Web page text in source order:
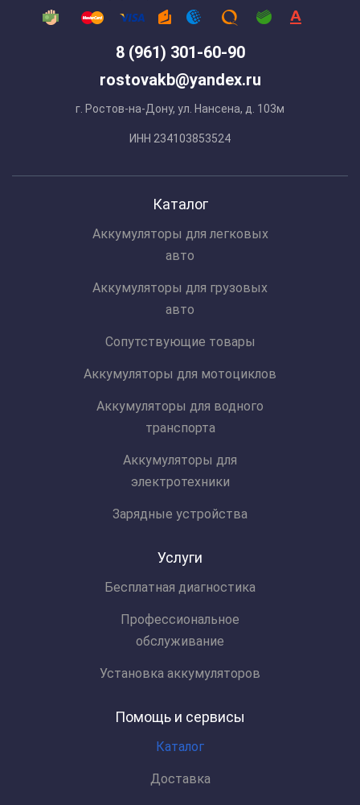
8 (961) 301-60-90
rostovakb@yandex.ru
г. Ростов-на-Дону, ул. Нансена, д. 103м
ИНН 234103853524
Каталог
Аккумуляторы для легковых
авто
Аккумуляторы для грузовых
авто
Сопутствующие товары
Аккумуляторы для мотоциклов
Аккумуляторы для водного
транспорта
Аккумуляторы для
электротехники
Зарядные устройства
Услуги
Бесплатная диагностика
Профессиональное
обслуживание
Установка аккумуляторов
Помощь и сервисы
Каталог
Доставка